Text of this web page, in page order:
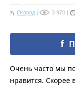
Огород | 3 970 |
Очень часто мы
нравится. Скорее